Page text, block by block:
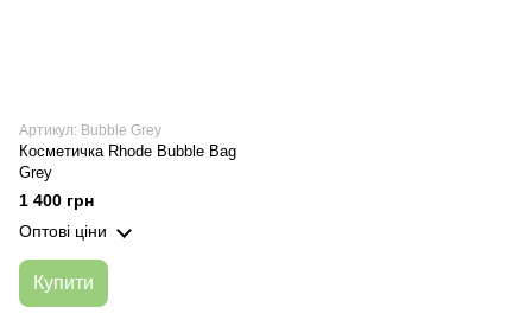
Артикул: Bubble Grey
Косметичка Rhode Bubble Bag
Grey
1 400 грн
Оптові ціни
Купити